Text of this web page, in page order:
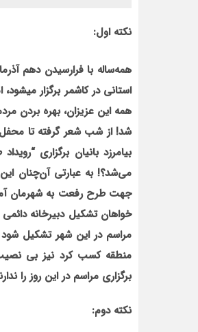
نکته اول:
همه‌ساله با فرارسیدن دهم
استانی در کاشمر برگزار
همه این عزیزان، بهره بردن
شد! از شب شعر گرفته تا
بیامرزد بانیان برگزاری
می‌شد؟! به عبارتی آن‌چنان
جهت طرح رفعت به شهرمان
خواهان تشکیل دبیرخانه
مراسم در این شهر تشکیل
منطقه کسب کرد نیز بی نصیب
برگزاری مراسم در این روز را
نکته دوم: